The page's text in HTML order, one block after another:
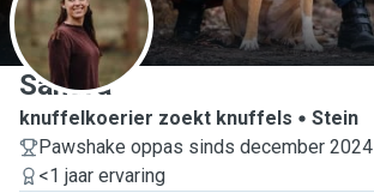
S
Sandra
knuffelkoerier zoekt knuffels
Stein
Pawshake oppas sinds december 2024
<1 jaar ervaring